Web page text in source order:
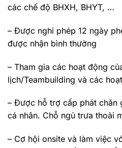
các chế độ BHXH, BHYT, …
– Được nghỉ phép 12 ngày
được nhận bình thường
– Tham gia các hoạt động
lịch/Teambuilding và các
– Được hỗ trợ cấp phát chăn
cá nhân. Chỗ ngủ trưa thoải
– Cơ hội onsite và làm việc